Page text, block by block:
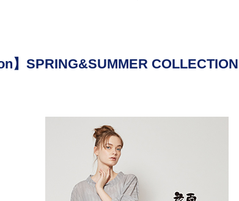
】SPRING&SUMMER